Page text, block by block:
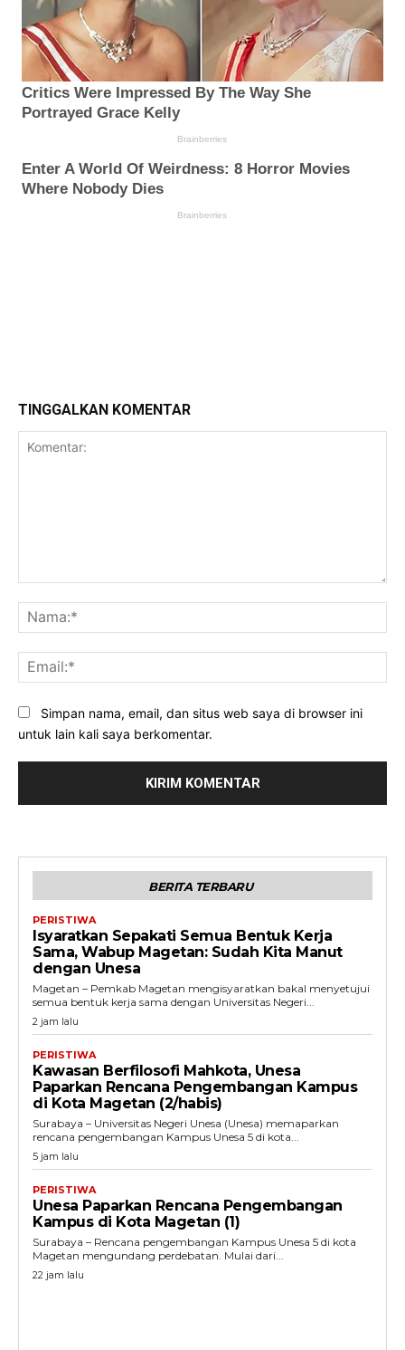
TINGGALKAN KOMENTAR
Simpan nama, email, dan situs web saya di browser ini
untuk lain kali saya berkomentar.
BERITA TERBARU
PERISTIWA
Isyaratkan Sepakati Semua Bentuk Kerja
Sama, Wabup Magetan: Sudah Kita Manut
dengan Unesa
Magetan – Pemkab Magetan mengisyaratkan bakal menyetujui
semua bentuk kerja sama dengan Universitas Negeri...
2 jam lalu
PERISTIWA
Kawasan Berfilosofi Mahkota, Unesa
Paparkan Rencana Pengembangan Kampus
di Kota Magetan (2/habis)
Surabaya – Universitas Negeri Unesa (Unesa) memaparkan
rencana pengembangan Kampus Unesa 5 di kota...
5 jam lalu
PERISTIWA
Unesa Paparkan Rencana Pengembangan
Kampus di Kota Magetan (1)
Surabaya – Rencana pengembangan Kampus Unesa 5 di kota
Magetan mengundang perdebatan. Mulai dari...
22 jam lalu